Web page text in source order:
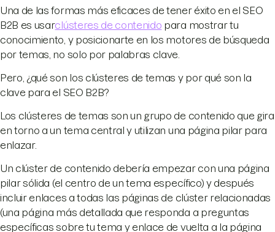
Una de las formas más eficaces de tener éxito en el SEO
B2B es usarclústeres de contenido para mostrar tu
conocimiento, y posicionarte en los motores de búsqueda
por temas, no solo por palabras clave.
Pero, ¿qué son los clústeres de temas y por qué son la
clave para el SEO B2B?
Los clústeres de temas son un grupo de contenido que gira
en torno a un tema central y utilizan una página pilar para
enlazar.
Un clúster de contenido debería empezar con una página
pilar sólida (el centro de un tema específico) y después
incluir enlaces a todas las páginas de clúster relacionadas
(una página más detallada que responda a preguntas
específicas sobre tu tema y enlace de vuelta a la página